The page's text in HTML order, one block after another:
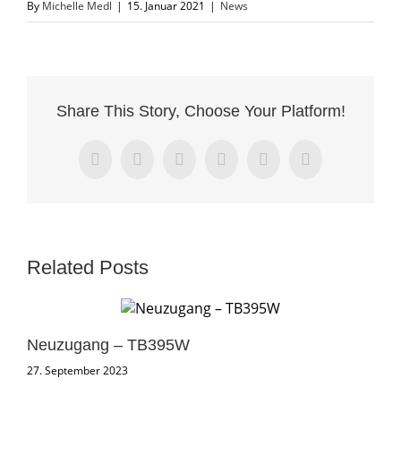
By Michelle Medl | 15. Januar 2021 | News
Share This Story, Choose Your Platform!
Facebook
X LinkedInWhatsAppPinterestEmail
Related Posts
Neuzugang – TB395W
27. September 2023